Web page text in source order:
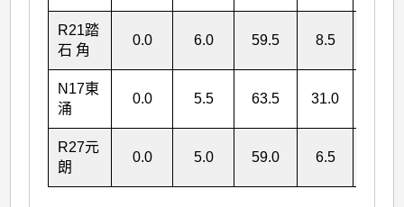
R21踏
石 角
0.0 6.0 59.5 8.5
N17東
涌
0.0 5.5 63.5 31.0
R27元
朗
0.0 5.0 59.0 6.5